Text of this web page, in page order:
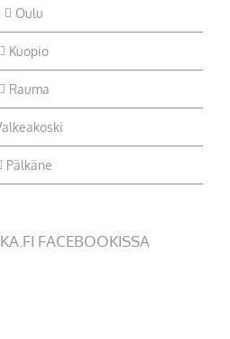
Oulu
Kuopio
Rauma
Pälkäne
FACEBOOKISSA